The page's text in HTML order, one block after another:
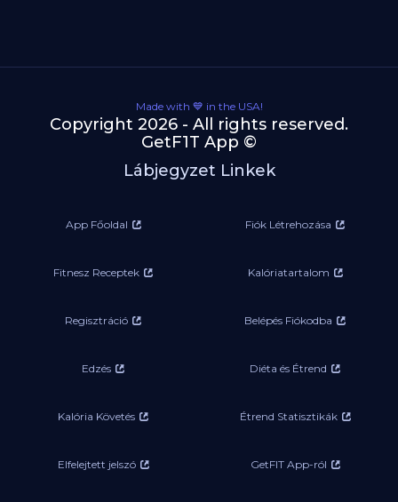
Made with 💙 in the USA!
Copyright 2026 - All rights reserved.
GetF1T App ©
Lábjegyzet Linkek
App Főoldal Fiók Létrehozása
Fitnesz Receptek Kalóriatartalom
Regisztráció Belépés Fiókodba
Edzés Diéta és Étrend
Kalória Követés Étrend Statisztikák
Elfelejtett jelszó GetFIT App-ról